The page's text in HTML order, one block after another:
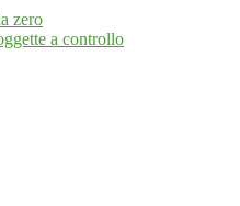
zero
a controllo